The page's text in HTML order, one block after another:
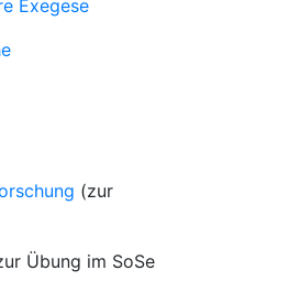
Exegese
(zur
Übung im SoSe